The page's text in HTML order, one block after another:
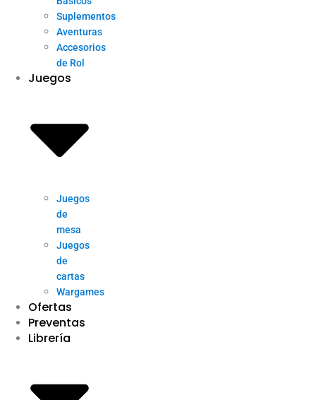
Suplementos
Aventuras
Accesorios
de Rol
Juegos
Juegos
de
mesa
Juegos
de
cartas
Wargames
Ofertas
Preventas
Librería